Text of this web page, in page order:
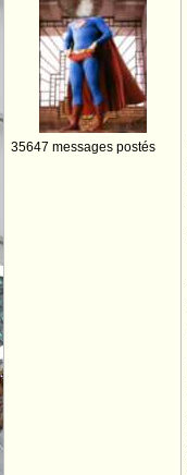
35647 messages postés